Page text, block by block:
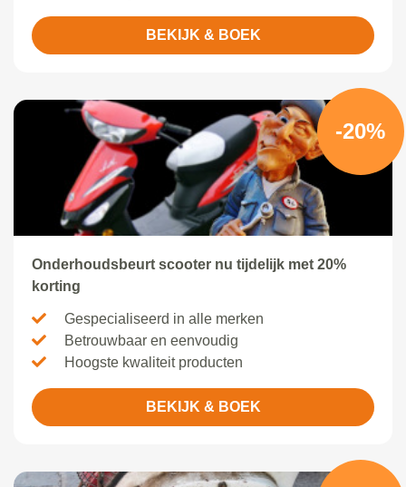
BEKIJK & BOEK
-20%
Onderhoudsbeurt scooter nu tijdelijk met 20%
korting
Gespecialiseerd in alle merken
Betrouwbaar en eenvoudig
Hoogste kwaliteit producten
BEKIJK & BOEK